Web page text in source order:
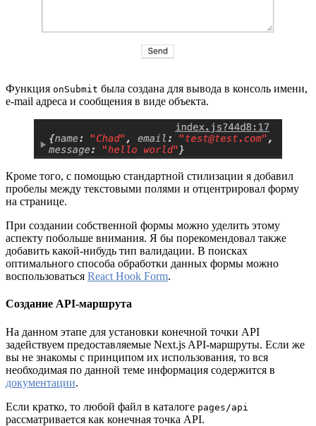
Функция onSubmit была создана для вывода в консоль имени,
e-mail адреса и сообщения в виде объекта.
Кроме того, с помощью стандартной стилизации я добавил
пробелы между текстовыми полями и отцентрировал форму
на странице.
При создании собственной формы можно уделить этому
аспекту побольше внимания. Я бы порекомендовал также
добавить какой-нибудь тип валидации. В поисках
оптимального способа обработки данных формы можно
воспользоваться React Hook Form.
Создание API-маршрута
На данном этапе для установки конечной точки API
задействуем предоставляемые Next.js API-маршруты. Если же
вы не знакомы с принципом их использования, то вся
необходимая по данной теме информация содержится в
документации.
Если кратко, то любой файл в каталоге pages/api
рассматривается как конечная точка API.